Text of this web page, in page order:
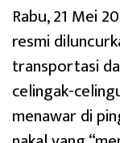
Rabu, 21 Mei
resmi
transportasi
celingak-
menawar di